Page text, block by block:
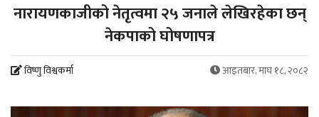
नारायणकाजीको नेतृत्वमा २५ जनाले लेखिरहेका छन्
नेकपाको घोषणापत्र
विष्णु विश्वकर्मा आइतबार, माघ १८, २०८२